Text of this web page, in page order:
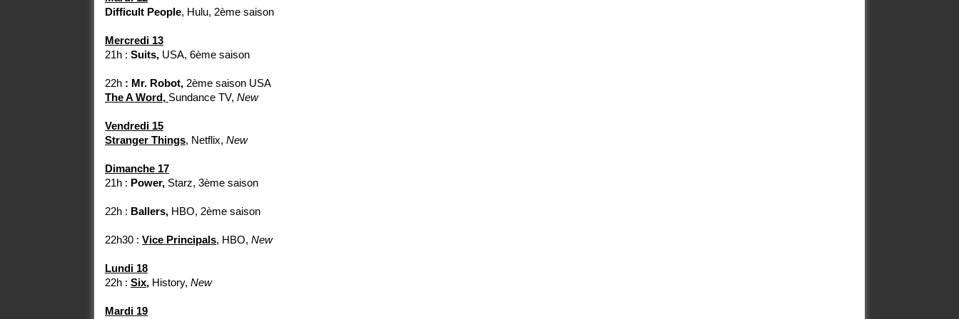
Difficult People, Hulu, 2ème saison
Mercredi 13
21h : Suits, USA, 6ème saison
22h : Mr. Robot, 2ème saison USA
The A Word, Sundance TV, New
Vendredi 15
Stranger Things, Netflix, New
Dimanche 17
21h : Power, Starz, 3ème saison
22h : Ballers, HBO, 2ème saison
22h30 : Vice Principals, HBO, New
Lundi 18
22h : Six, History, New
Mardi 19